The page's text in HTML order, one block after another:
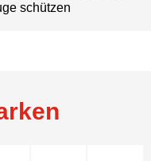
schützen